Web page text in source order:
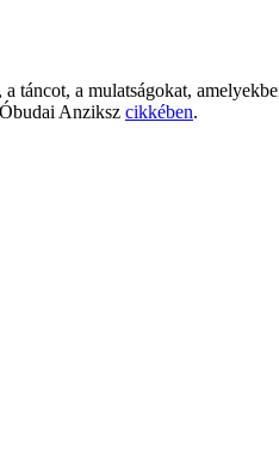
a mulatságokat,
Anziksz cikkében.